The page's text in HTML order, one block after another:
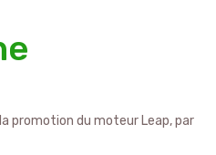
promotion du moteur Leap, par